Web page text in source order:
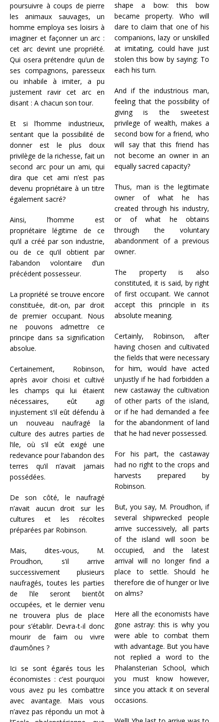
poursuivre à coups de pierre
les animaux sauvages, un
homme employa ses loisirs à
imaginer et façonner un arc :
cet arc devint une propriété.
Qui osera prétendre qu’un de
ses compagnons, paresseux
ou inhabile à imiter, a pu
justement ravir cet arc en
disant : A chacun son tour.
Et si l’homme industrieux,
sentant que la possibilité de
donner est le plus doux
privilège de la richesse, fait un
second arc pour un ami, qui
dira que cet ami n’est pas
devenu propriétaire à un titre
également sacré?
Ainsi, l’homme est
propriétaire légitime de ce
qu’il a créé par son industrie,
ou de ce qu’il obtient par
l’abandon volontaire d’un
précédent possesseur.
La propriété se trouve encore
constituée, dit-on, par droit
de premier occupant. Nous
ne pouvons admettre ce
principe dans sa signification
absolue.
Certainement, Robinson,
après avoir choisi et cultivé
les champs qui lui étaient
nécessaires, eût agi
injustement s’il eût défendu à
un nouveau naufragé la
culture des autres parties de
l’ile, où s’il eût exigé une
redevance pour l’abandon des
terres qu’il n’avait jamais
possédées.
De son côté, le naufragé
n’avait aucun droit sur les
cultures et les récoltes
préparées par Robinson.
Mais, dites-vous, M.
Proudhon, s’il arrive
successivement plusieurs
naufragés, toutes les parties
de l’ile seront bientôt
occupées, et le dernier venu
ne trouvera plus de place
pour s’établir. Devra-t-il donc
mourir de faim ou vivre
d’aumônes ?
Ici se sont égarés tous les
économistes : c’est pourquoi
vous avez pu les combattre
avec avantage. Mais vous
n’avez pas répondu un mot à
shape a bow: this bow
became property. Who will
dare to claim that one of his
companions, lazy or unskilled
at imitating, could have just
stolen this bow by saying: To
each his turn.
And if the industrious man,
feeling that the possibility of
giving is the sweetest
privilege of wealth, makes a
second bow for a friend, who
will say that this friend has
not become an owner in an
equally sacred capacity?
Thus, man is the legitimate
owner of what he has
created through his industry,
or of what he obtains
through the voluntary
abandonment of a previous
owner.
The property is also
constituted, it is said, by right
of first occupant. We cannot
accept this principle in its
absolute meaning.
Certainly, Robinson, after
having chosen and cultivated
the fields that were necessary
for him, would have acted
unjustly if he had forbidden a
new castaway the cultivation
of other parts of the island,
or if he had demanded a fee
for the abandonment of land
that he had never possessed.
For his part, the castaway
had no right to the crops and
harvests prepared by
Robinson.
But, you say, M. Proudhon, if
several shipwrecked people
arrive successively, all parts
of the island will soon be
occupied, and the latest
arrival will no longer find a
place to settle. Should he
therefore die of hunger or live
on alms?
Here all the economists have
gone astray: this is why you
were able to combat them
with advantage. But you have
not replied a word to the
Phalansterian School, which
you must know however,
since you attack it on several
occasions.